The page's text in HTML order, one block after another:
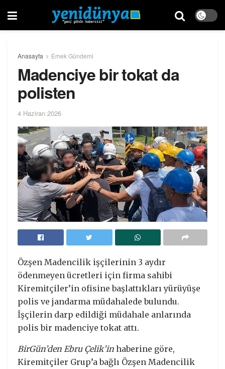
Anasayfa Emek Gündemi
Madenciye bir tokat da
polisten
4 Haziran 2026
Özşen Madencilik işçilerinin 3 aydır
ödenmeyen ücretleri için firma sahibi
Kiremitçiler’in ofisine başlattıkları yürüyüşe
polis ve jandarma müdahalede bulundu.
İşçilerin darp edildiği müdahale anlarında
polis bir madenciye tokat attı.
BirGün’den Ebru Çelik’in haberine göre,
Kiremitçiler Grup’a bağlı Özşen Madencilik